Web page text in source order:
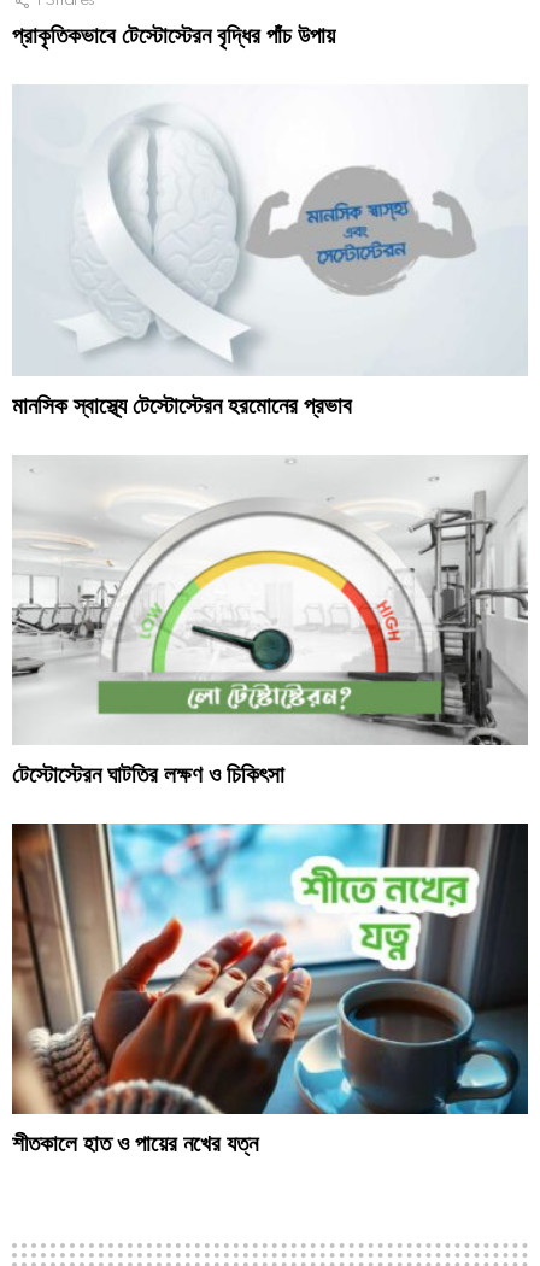
প্রাকৃতিকভাবে টেস্টোস্টেরন বৃদ্ধির পাঁচ উপায়
মানসিক স্বাস্থ্যে টেস্টোস্টেরন হরমোনের প্রভাব
টেস্টোস্টেরন ঘাটতির লক্ষণ ও চিকিৎসা
শীতকালে হাত ও পায়ের নখের যত্ন